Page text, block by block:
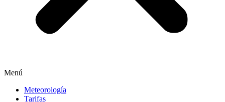
Menú
Meteorología
Tarifas